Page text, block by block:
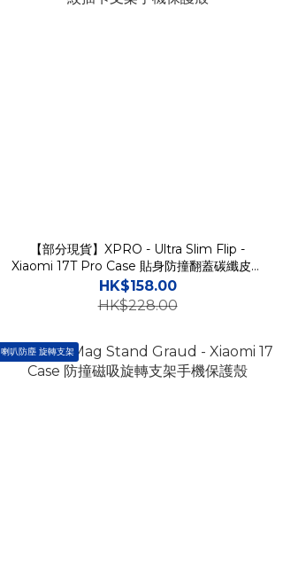
【部分現貨】XPRO - Ultra Slim Flip -
Xiaomi 17T Pro Case 貼身防撞翻蓋碳纖皮紋
插卡支架手機保護殼
HK$158.00
HK$228.00
喇叭防塵 旋轉支架